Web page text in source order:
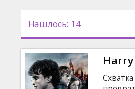
Новости
Подарки
Нашлось: 14